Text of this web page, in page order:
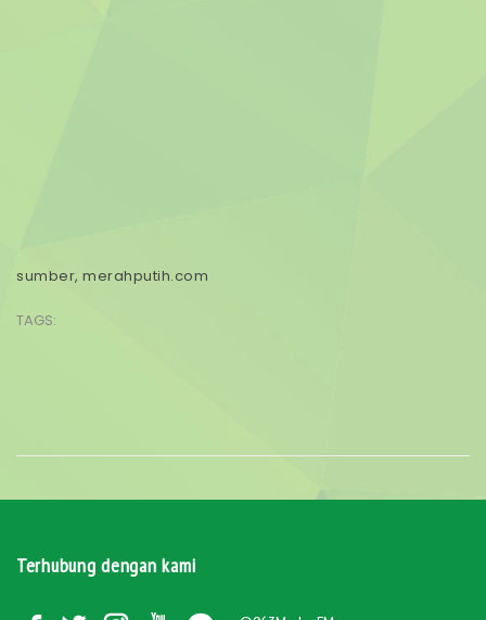
sumber, merahputih.com
TAGS:
Terhubung dengan kami